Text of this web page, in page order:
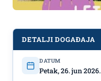
,,Ajmo u baštu"!
DETALJI DOGAĐAJA
DATUM
Petak, 26. jun 2026.